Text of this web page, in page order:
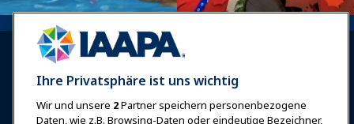
Ihre Privatsphäre ist uns wichtig
Wir und unsere 2Partner speichern personenbezogene
Daten, wie z.B. Browsing-Daten oder eindeutige Bezeichner,